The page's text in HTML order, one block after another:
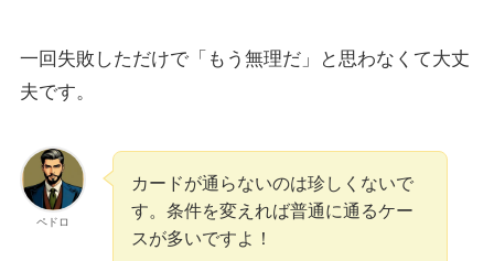
一回失敗しただけで「もう無理だ」と思わなくて大丈
夫です。
ペドロ
カードが通らないのは珍しくないで
す。条件を変えれば普通に通るケー
スが多いですよ！